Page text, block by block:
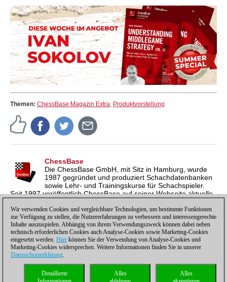
Themen: ChessBase Magazin Extra, Produktvorstellung
ChessBase
Die ChessBase GmbH, mit Sitz in Hamburg, wurde
1987 gegründet und produziert Schachdatenbanken
sowie Lehr- und Trainingskurse für Schachspieler.
Seit 1997 veröffentlich ChessBase auf seiner Webseite aktuelle
inzwischen in vier Sprachen und gilt weltweit als wichtigste
Schachnachrichtenseite.
Datenschutzhinweis| Kontakt| |Lizenzen
Compliance Hotline|
Wir verwenden Cookies und vergleichbare Technologien, um bestimmte Funktionen
zur Verfügung zu stellen, die Nutzererfahrungen zu verbessern und interessengerechte
Inhalte auszuspielen. Abhängig von ihrem Verwendungszweck können dabei neben
technisch erforderlichen Cookies auch Analyse-Cookies sowie Marketing-Cookies
eingesetzt werden. Hier können Sie der Verwendung von Analyse-Cookies und
Marketing-Cookies widersprechen. Weitere Informationen finden Sie in unserer
Datenschutzerklärung.
Alles
Alles
Detaillierte